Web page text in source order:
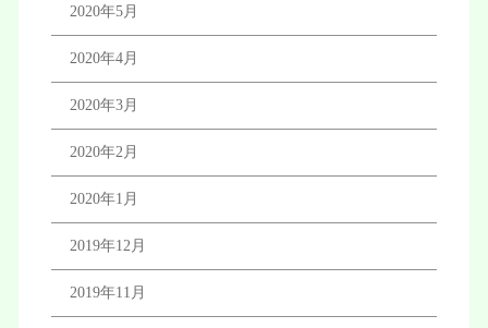
2020年5月
2020年4月
2020年3月
2020年2月
2020年1月
2019年12月
2019年11月